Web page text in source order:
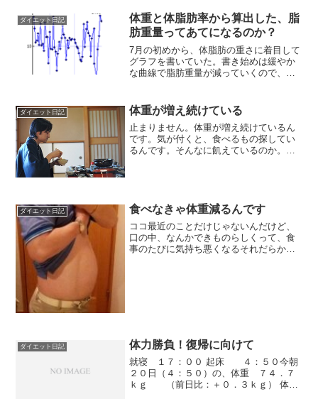
ダイエット日記
体重と体脂肪率から算出した、脂
肪重量ってあてになるのか？
7月の初めから、体脂肪の重さに着目して
グラフを書いていた。書き始めは緩やか
な曲線で脂肪重量が減っていくので、
途中から急激に体脂肪重が増えたり減っ
たりと、異常なのか？と、思...
ダイエット日記 体重が増え続けている
止まりません。体重が増え続けているん
です。気が付くと、食べるもの探してい
るんです。そんなに飢えているのか。食
ダイエット日記 食べなきゃ体重減るんです
ココ最近のことだけじゃないんだけど、
口の中、なんかできものらしくって、食
事のたびに気持ち悪くなるそれだらか、
ダイエット日記 体力勝負！復帰に向けて
就寝 １７：００ 起床 ４：５０今朝
２０日（４：５０）の、体重 ７４．７
ｋｇ （前日比：＋０．３ｋｇ） 体脂